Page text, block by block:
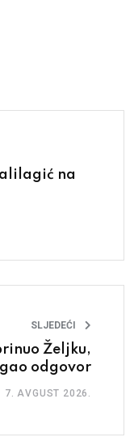
na
SLJEDEĆI
Željku,
odgovor
7. AVGUST 2026.